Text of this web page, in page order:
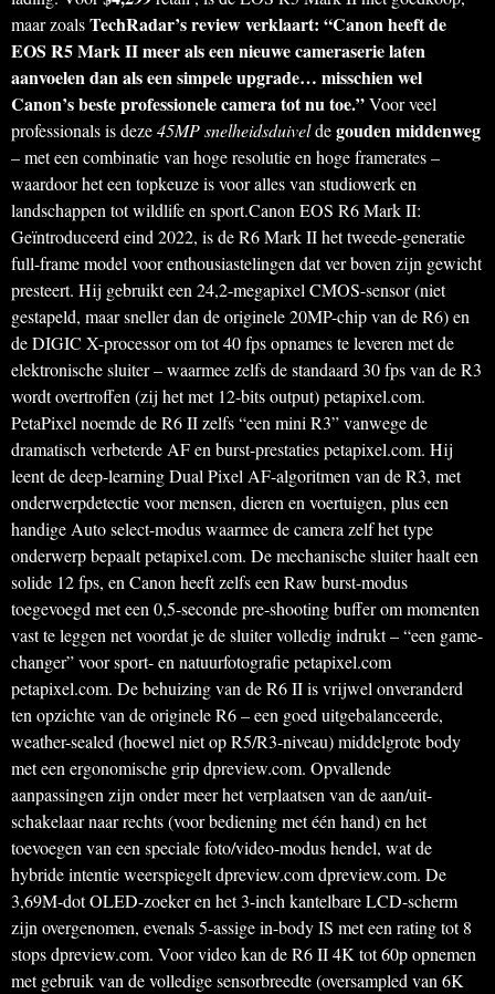
maar zoalsTechRadar’s review verklaart: “Canon heeft de
EOS R5 Mark II meer als een nieuwe cameraserie laten
aanvoelen dan als een simpele upgrade… misschien wel
Canon’s beste professionele camera tot nu toe.”Voor veel
professionals is deze45MP snelheidsduiveldegouden middenweg
– met een combinatie van hoge resolutie en hoge framerates –
waardoor het een topkeuze is voor alles van studiowerk en
landschappen tot wildlife en sport.Canon EOS R6 Mark II:
Geïntroduceerd eind 2022, is de R6 Mark II het tweede-generatie
full-frame model voor enthousiastelingen dat ver boven zijn gewicht
presteert. Hij gebruikt een 24,2-megapixel CMOS-sensor (niet
gestapeld, maar sneller dan de originele 20MP-chip van de R6) en
de DIGIC X-processor om tot 40 fps opnames te leveren met de
elektronische sluiter – waarmee zelfs de standaard 30 fps van de R3
wordt overtroffen (zij het met 12-bits output) petapixel.com.
PetaPixel noemde de R6 II zelfs “een mini R3” vanwege de
dramatisch verbeterde AF en burst-prestaties petapixel.com. Hij
leent de deep-learning Dual Pixel AF-algoritmen van de R3, met
onderwerpdetectie voor mensen, dieren en voertuigen, plus een
handige Auto select-modus waarmee de camera zelf het type
onderwerp bepaalt petapixel.com. De mechanische sluiter haalt een
solide 12 fps, en Canon heeft zelfs een Raw burst-modus
toegevoegd met een 0,5-seconde pre-shooting buffer om momenten
vast te leggen net voordat je de sluiter volledig indrukt – “een game-
changer” voor sport- en natuurfotografie petapixel.com
petapixel.com. De behuizing van de R6 II is vrijwel onveranderd
ten opzichte van de originele R6 – een goed uitgebalanceerde,
weather-sealed (hoewel niet op R5/R3-niveau) middelgrote body
met een ergonomische grip dpreview.com. Opvallende
aanpassingen zijn onder meer het verplaatsen van de aan/uit-
schakelaar naar rechts (voor bediening met één hand) en het
toevoegen van een speciale foto/video-modus hendel, wat de
hybride intentie weerspiegelt dpreview.com dpreview.com. De
3,69M-dot OLED-zoeker en het 3-inch kantelbare LCD-scherm
zijn overgenomen, evenals 5-assige in-body IS met een rating tot 8
stops dpreview.com. Voor video kan de R6 II 4K tot 60p opnemen
met gebruik van de volledige sensorbreedte (oversampled van 6K